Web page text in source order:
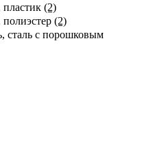
пластик (2)
(2)
сталь с порошковым